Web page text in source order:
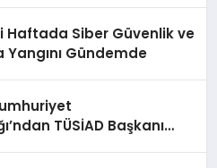
Haftada Siber Güvenlik ve
Gündemde
TÜSİAD Başkanı